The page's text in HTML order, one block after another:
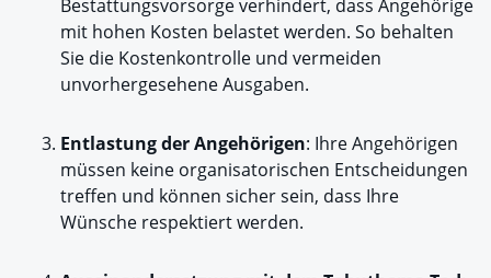
Bestattungsvorsorge verhindert, dass Angehörige
mit hohen Kosten belastet werden. So behalten
Sie die Kostenkontrolle und vermeiden
unvorhergesehene Ausgaben.
Entlastung der Angehörigen: Ihre Angehörigen
müssen keine organisatorischen Entscheidungen
treffen und können sicher sein, dass Ihre
Wünsche respektiert werden.